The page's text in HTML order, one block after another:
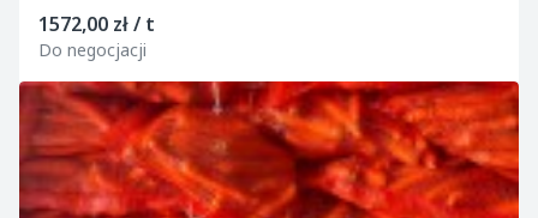
1572,00 zł / t
Do negocjacji